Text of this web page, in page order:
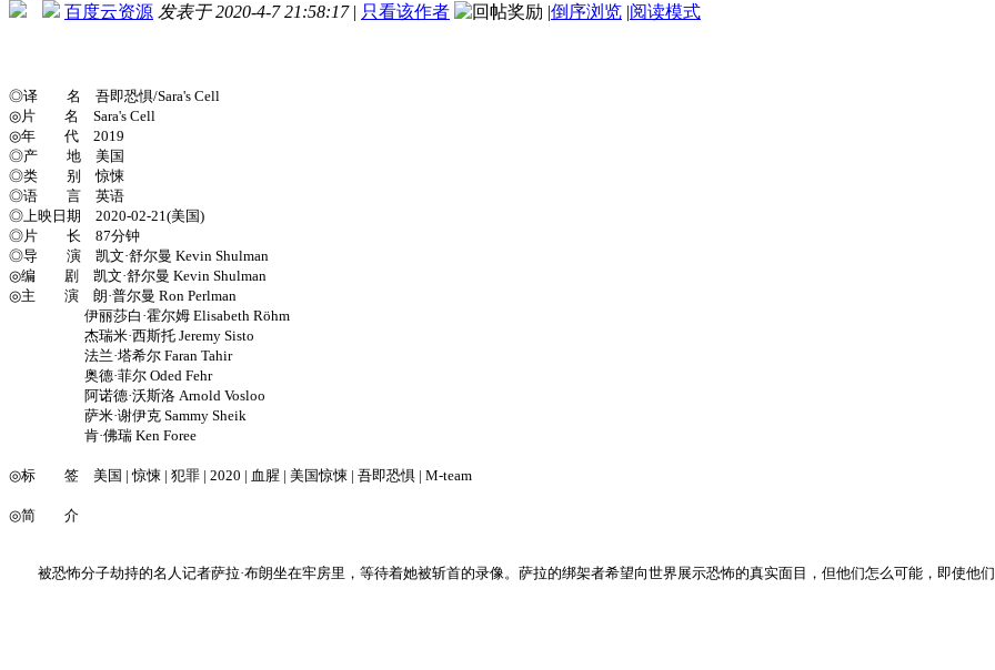
百度云资源 发表于 2020-4-7 21:58:17 | 只看该作者 |倒序浏览 |阅读模式
◎译 名 吾即恐惧/Sara's Cell
◎片 名 Sara's Cell
◎年 代 2019
◎产 地 美国
◎类 别 惊悚
◎语 言 英语
◎上映日期 2020-02-21(美国)
◎片 长 87分钟
◎导 演 凯文·舒尔曼 Kevin Shulman
◎编 剧 凯文·舒尔曼 Kevin Shulman
◎主 演 朗·普尔曼 Ron Perlman
伊丽莎白·霍尔姆 Elisabeth Röhm
杰瑞米·西斯托 Jeremy Sisto
法兰·塔希尔 Faran Tahir
奥德·菲尔 Oded Fehr
阿诺德·沃斯洛 Arnold Vosloo
萨米·谢伊克 Sammy Sheik
肯·佛瑞 Ken Foree
◎标 签 美国 | 惊悚 | 犯罪 | 2020 | 血腥 | 美国惊悚 | 吾即恐惧 | M-team
◎简 介
被恐怖分子劫持的名人记者萨拉·布朗坐在牢房里，等待着她被斩首的录像。萨拉的绑架者希望向世界展示恐怖的真实面目，但他们怎么可能，即使他